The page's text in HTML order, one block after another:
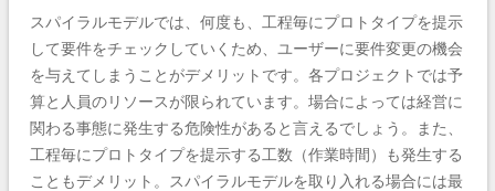
スパイラルモデルでは、何度も、工程毎にプロトタイプを提示
して要件をチェックしていくため、ユーザーに要件変更の機会
を与えてしまうことがデメリットです。各プロジェクトでは予
算と人員のリソースが限られています。場合によっては経営に
関わる事態に発生する危険性があると言えるでしょう。また、
工程毎にプロトタイプを提示する工数（作業時間）も発生する
こともデメリット。スパイラルモデルを取り入れる場合には最